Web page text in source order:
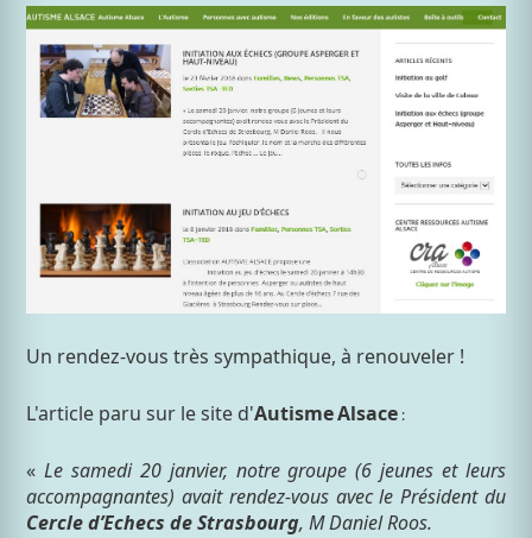
Un rendez-vous très sympathique, à renouveler !
L'article paru sur le site d'AutismeAlsace :
« Le samedi 20 janvier, notre groupe (6 jeunes et leurs
accompagnantes) avait rendez-vous avec le Président du
Cercle d’Echecs de Strasbourg, M Daniel Roos.